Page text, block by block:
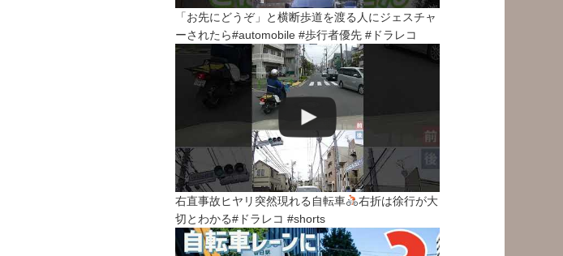
「お先にどうぞ」と横断歩道を渡る人にジェスチャ
ーされたら#automobile #歩行者優先 #ドラレコ
右直事故ヒヤリ突然現れる自転車
右折は徐行が大
切とわかる#ドラレコ #shorts